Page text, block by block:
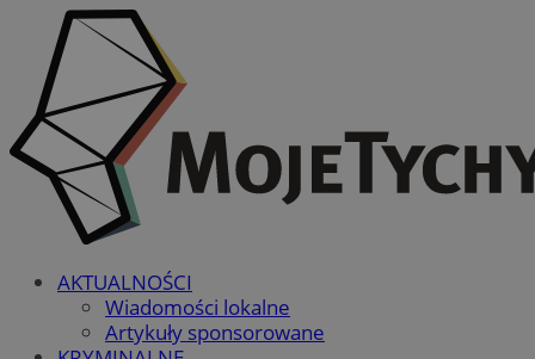
AKTUALNOŚCI
Wiadomości lokalne
Artykuły sponsorowane